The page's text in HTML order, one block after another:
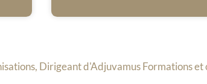
Dirigeant d'Adjuvamus Formations et